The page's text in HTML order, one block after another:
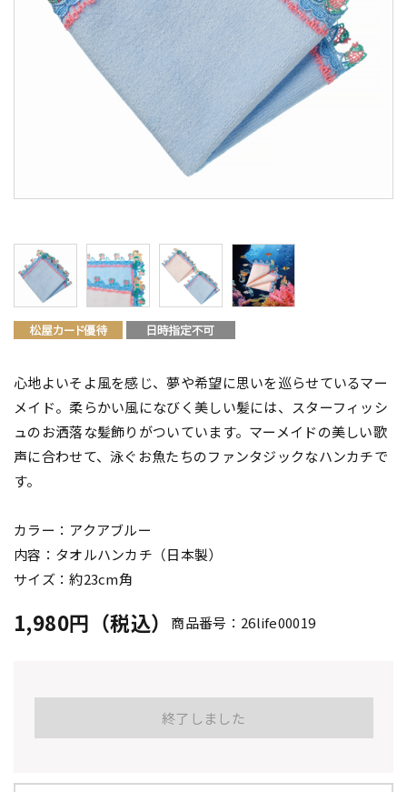
心地よいそよ風を感じ、夢や希望に思いを巡らせているマー
メイド。柔らかい風になびく美しい髪には、スターフィッシ
ュのお洒落な髪飾りがついています。マーメイドの美しい歌
声に合わせて、泳ぐお魚たちのファンタジックなハンカチで
す。
カラー：アクアブルー
内容：タオルハンカチ（日本製）
サイズ：約23cm角
1,980円（税込） 商品番号：26life00019
終了しました